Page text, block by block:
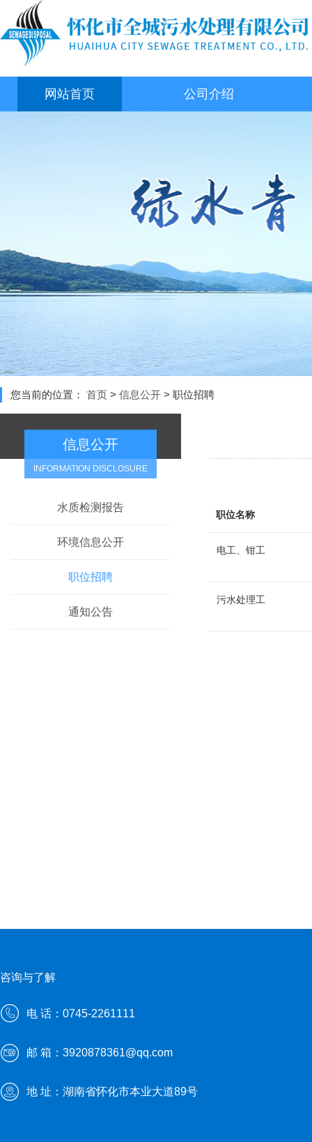
网站首页 公司介绍
您当前的位置： 首页 > 信息公开 > 职位招聘
信息公开
INFORMATION DISCLOSURE
水质检测报告
环境信息公开
职位招聘
通知公告
职位名称
电工、钳工
污水处理工
咨询与了解
电 话：0745-2261111
邮 箱：3920878361@qq.com
地 址：湖南省怀化市本业大道89号